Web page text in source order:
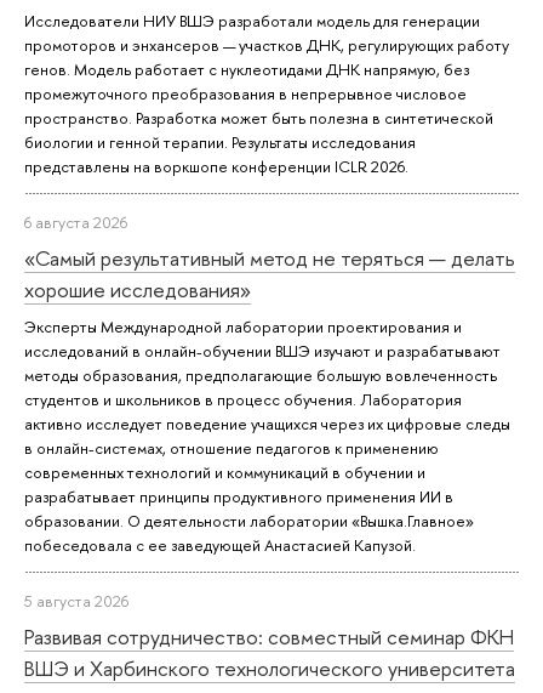
Исследователи НИУ ВШЭ разработали модель для генерации
промоторов и энхансеров — участков ДНК, регулирующих работу
генов. Модель работает с нуклеотидами ДНК напрямую, без
промежуточного преобразования в непрерывное числовое
пространство. Разработка может быть полезна в синтетической
биологии и генной терапии. Результаты исследования
представлены на воркшопе конференции ICLR 2026.
6 августа 2026
«Самый результативный метод не теряться — делать
хорошие исследования»
Эксперты Международной лаборатории проектирования и
исследований в онлайн-обучении ВШЭ изучают и разрабатывают
методы образования, предполагающие большую вовлеченность
студентов и школьников в процесс обучения. Лаборатория
активно исследует поведение учащихся через их цифровые следы
в онлайн-системах, отношение педагогов к применению
современных технологий и коммуникаций в обучении и
разрабатывает принципы продуктивного применения ИИ в
образовании. О деятельности лаборатории «Вышка.Главное»
побеседовала с ее заведующей Анастасией Капузой.
5 августа 2026
Развивая сотрудничество: совместный семинар ФКН
ВШЭ и Харбинского технологического университета